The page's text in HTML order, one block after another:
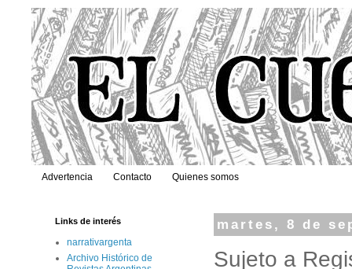
Advertencia Contacto Quienes somos
martes, 8 de
Sujeto a
Links de interés
narrativargenta
Archivo Histórico de